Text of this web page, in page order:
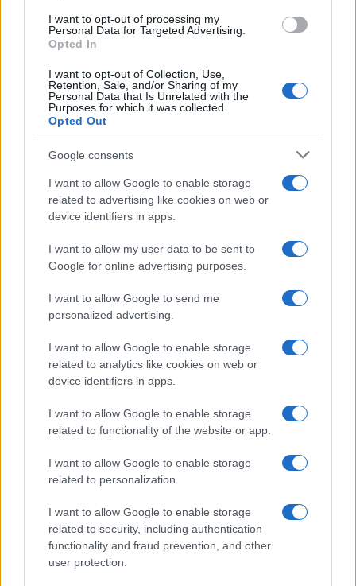
consent section.
I want to opt-out of processing my
Personal Data for Targeted Advertising.
Opted In
I want to opt-out of Collection, Use,
Retention, Sale, and/or Sharing of my
Personal Data that Is Unrelated with the
Purposes for which it was collected.
Opted Out
Google consents
I want to allow Google to enable storage
related to advertising like cookies on web or
device identifiers in apps.
I want to allow my user data to be sent to
Google for online advertising purposes.
I want to allow Google to send me
personalized advertising.
I want to allow Google to enable storage
related to analytics like cookies on web or
device identifiers in apps.
I want to allow Google to enable storage
related to functionality of the website or app.
I want to allow Google to enable storage
related to personalization.
I want to allow Google to enable storage
related to security, including authentication
functionality and fraud prevention, and other
user protection.